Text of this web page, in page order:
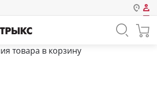
Авторизация
Нет аккаунта?Зарегистрироваться
товара в корзину